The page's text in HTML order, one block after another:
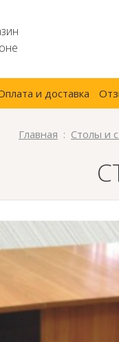
и доставка
Главная Столы и